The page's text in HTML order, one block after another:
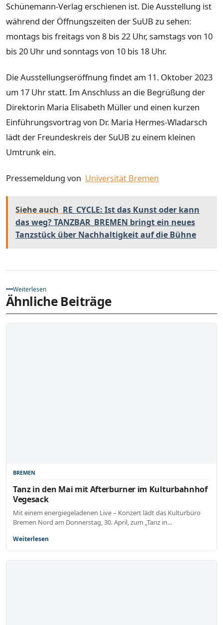
Schünemann-Verlag erschienen ist. Die Ausstellung ist
während der Öffnungszeiten der SuUB zu sehen:
montags bis freitags von 8 bis 22 Uhr, samstags von 10
bis 20 Uhr und sonntags von 10 bis 18 Uhr.
Die Ausstellungseröffnung findet am 11. Oktober 2023
um 17 Uhr statt. Im Anschluss an die Begrüßung der
Direktorin Maria Elisabeth Müller und einen kurzen
Einführungsvortrag von Dr. Maria Hermes-Wladarsch
lädt der Freundeskreis der SuUB zu einem kleinen
Umtrunk ein.
Pressemeldung von Universität Bremen
Siehe auch RE_CYCLE: Ist das Kunst oder kann
das weg? TANZBAR_BREMEN bringt ein neues
Tanzstück über Nachhaltigkeit auf die Bühne
Weiterlesen
Ähnliche Beiträge
BREMEN
Tanz in den Mai mit Afterburner im Kulturbahnhof
Vegesack
Mit einem energiegeladenen Live – Konzert lädt das Kulturbüro
Bremen Nord am Donnerstag, 30. April, zum „Tanz in…
Weiterlesen